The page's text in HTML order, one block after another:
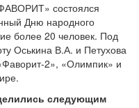
состоялся
Дню народного
более 20 человек. Под
Оськина В.А. и Петухова
2», «Олимпик» и
следующим